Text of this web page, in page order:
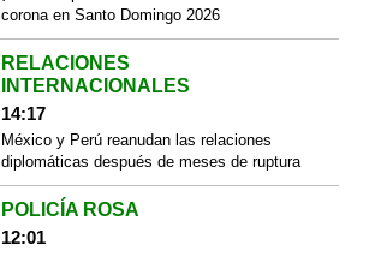
corona en Santo Domingo 2026
RELACIONES
INTERNACIONALES
14:17
México y Perú reanudan las relaciones
diplomáticas después de meses de ruptura
POLICÍA ROSA
12:01